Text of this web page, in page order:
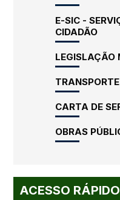
E-SIC -
CIDADÃO
LEGISLAÇÃO
CARTA DE
OBRAS
ACESSO RÁPIDO